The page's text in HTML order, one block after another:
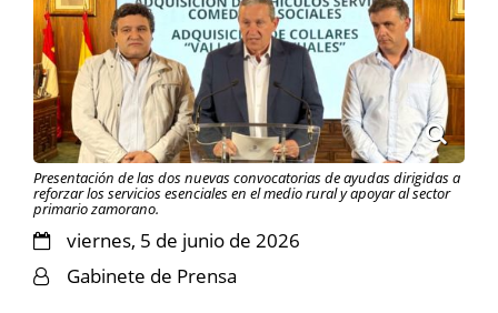
Presentación de las dos nuevas convocatorias de ayudas dirigidas a
reforzar los servicios esenciales en el medio rural y apoyar al sector
primario zamorano.
viernes, 5 de junio de 2026
Gabinete de Prensa